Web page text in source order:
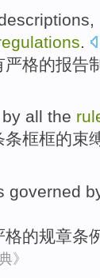
严格的报告
by all the
条框框的束
governed
格的规章条
》